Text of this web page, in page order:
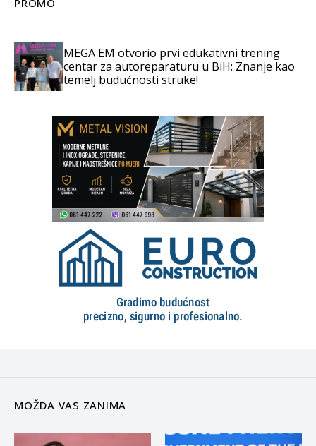
PROMO
MEGA EM otvorio prvi edukativni trening
centar za autoreparaturu u BiH: Znanje kao
temelj budućnosti struke!
MOŽDA VAS ZANIMA